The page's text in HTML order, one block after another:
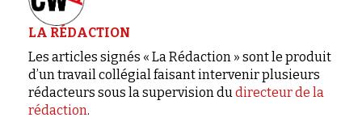
LA RÉDACTION
Les articles signés « La Rédaction » sont le produit
d’un travail collégial faisant intervenir plusieurs
rédacteurs sous la supervision dudirecteur de la
rédaction.